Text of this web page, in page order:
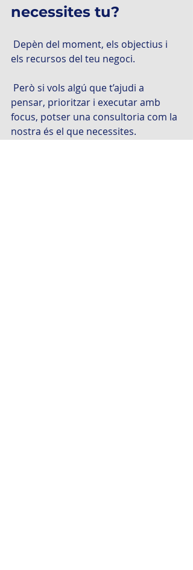
necessites tu?
els recursos del teu negoci.
pensar, prioritzar i executar amb
focus, potser una consultoria com la
nostra és el que necessites.